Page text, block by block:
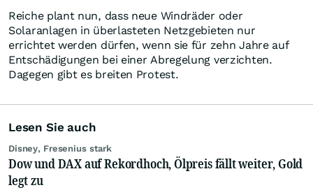
Reiche plant nun, dass neue Windräder oder
Solaranlagen in überlasteten Netzgebieten nur
errichtet werden dürfen, wenn sie für zehn Jahre auf
Entschädigungen bei einer Abregelung verzichten.
Dagegen gibt es breiten Protest.
Lesen Sie auch
Disney, Fresenius stark
Dow und DAX auf Rekordhoch, Ölpreis fällt weiter, Gold
legt zu